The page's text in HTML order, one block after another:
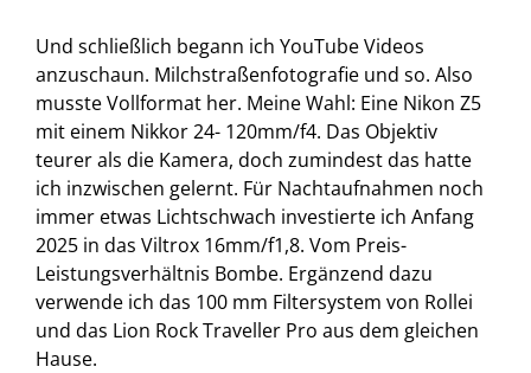
Und schließlich begann ich YouTube Videos
anzuschaun. Milchstraßenfotografie und so. Also
musste Vollformat her. Meine Wahl: Eine Nikon Z5
mit einem Nikkor 24- 120mm/f4. Das Objektiv
teurer als die Kamera, doch zumindest das hatte
ich inzwischen gelernt. Für Nachtaufnahmen noch
immer etwas Lichtschwach investierte ich Anfang
2025 in das Viltrox 16mm/f1,8. Vom Preis-
Leistungsverhältnis Bombe. Ergänzend dazu
verwende ich das 100 mm Filtersystem von Rollei
und das Lion Rock Traveller Pro aus dem gleichen
Hause.